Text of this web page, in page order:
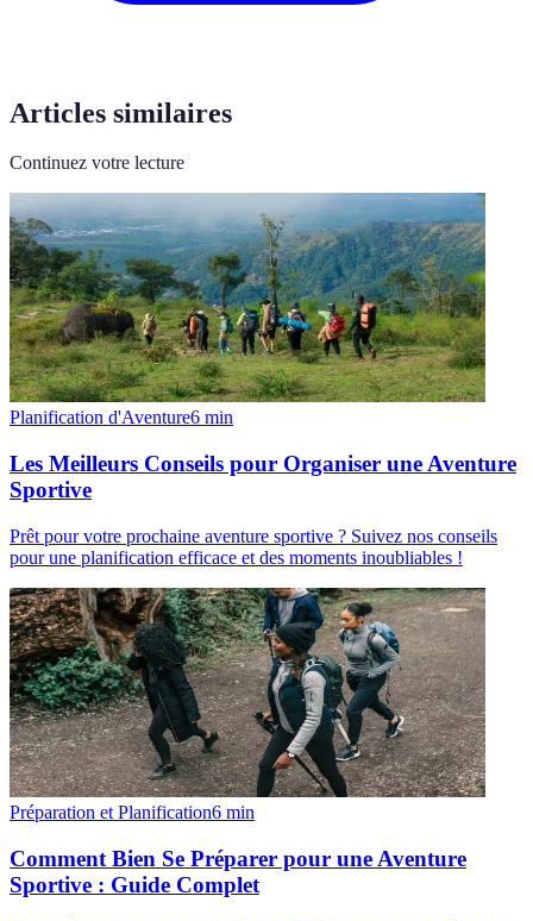
Articles similaires
Continuez votre lecture
Planification d'Aventure6 min
Les Meilleurs Conseils pour Organiser une Aventure
Sportive
Prêt pour votre prochaine aventure sportive ? Suivez nos conseils
pour une planification efficace et des moments inoubliables !
Préparation et Planification6 min
Comment Bien Se Préparer pour une Aventure
Sportive : Guide Complet